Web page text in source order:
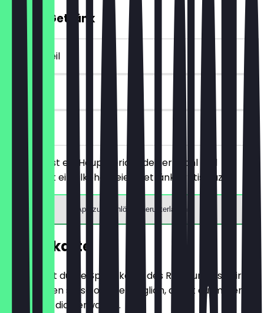
GRATIS Getränk
~€ 5 Vorteil
vor Ort
Du bestellst ein Hauptgericht deiner Wahl und
bekommst ein alkoholfreies Getränk gratis dazu.
App zum Einlösen herunterladen
Speisekarte
Hier findest du die Speisekarte des Restaurants. Wir
aktualisieren sie so oft wie möglich, damit du immer
weißt, was dich erwartet.